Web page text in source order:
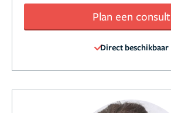
Plan een consult
Direct beschikbaar